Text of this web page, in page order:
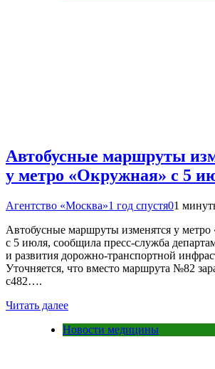
Автобусные маршруты
у метро «Окружная» с 5
Агентство «Москва»1 год спустя01
Автобусные маршруты изменятся у
с 5 июля, сообщила пресс-служба
и развития дорожно-транспортной
Уточняется, что вместо маршрута №82
с482….
Читать далее
Новости медицины